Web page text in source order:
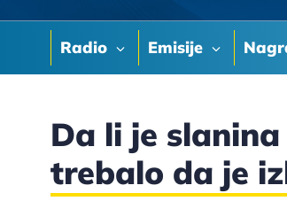
Radio Emisije
Da li je
trebalo da je